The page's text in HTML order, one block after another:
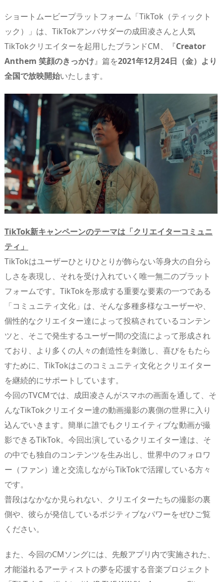
re
a
d
s
st
o
d
o
n
e
sk
y
m
bl
r
b
o
ar
d
n
d
ro
p.
ショートムービープラットフォーム「TikTok（ティックト
ック）」は、TikTokアンバサダーの成田凌さんと人気
TikTokクリエイターを起用したブランドCM、『Creator
Anthem 笑顔のきっかけ』篇を2021年12月24日（金）より
全国で放映開始いたします。
TikTok新キャンペーンのテーマは「クリエイターコミュニ
ティ」
TikTokはユーザーひとりひとりが飾らない等身大の自分ら
しさを表現し、それを受け入れていく唯一無二のプラット
フォームです。TikTokを形成する重要な要素の一つである
「コミュニティ文化」は、そんな多種多様なユーザーや、
個性的なクリエイター達によって投稿されているコンテン
ツと、そこで発生するユーザー間の交流によって形成され
ており、より多くの人々の創造性を刺激し、喜びをもたら
すために、TikTokはこのコミュニティ文化とクリエイター
を継続的にサポートしています。
今回のTVCMでは、成田凌さんがスマホの画面を通して、そ
んなTikTokクリエイター達の動画撮影の裏側の世界に入り
込んでいきます。簡単に誰でもクリエイティブな動画が撮
影できるTikTok。今回出演しているクリエイター達は、そ
の中でも独自のコンテンツを生み出し、世界中のフォロワ
ー（ファン）達と交流しながらTikTokで活躍している方々
です。
普段はなかなか見られない、クリエイターたちの撮影の裏
側や、彼らが発信しているポジティブなパワーをぜひご覧
ください。
また、今回のCMソングには、先般アプリ内で実施された、
才能溢れるアーティストの夢を応援する音楽プロジェクト